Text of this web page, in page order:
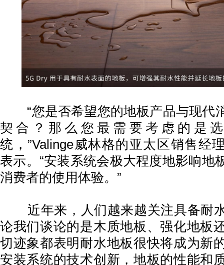
“您是否希望您的地板产品与现代
契合？那么您最需要考虑的是
统，”Valinge威林格的亚太区销售经
表示。“安装系统会极大程度地影响地
消费者的使用体验。”
近年来，人们越来越关注具备耐
论我们谈论的是木质地板、强化地板
切迹象都表明耐水地板很快将成为新
安装系统的技术创新，地板的性能和